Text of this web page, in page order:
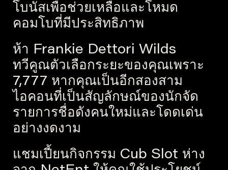
โบนัสเพื่อช่วยเหลือและโหมด
คอมโบที่มีประสิทธิภาพ
ห้า Frankie Dettori Wilds
ทวีคูณตัวเลือกระยะของคุณเพราะ
7,777 หากคุณเป็นอีกสองสาม
ไอคอนที่เป็นสัญลักษณ์ของนักจัด
รายการชื่อดังคนใหม่และโดดเด่น
อย่างงดงาม
แชมเปี้ยนกิจกรรม Cub Slot ห่าง